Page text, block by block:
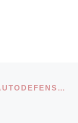
[06 ABRIL 2019] CURSO DE AUTODEFENSA (MIXTA)